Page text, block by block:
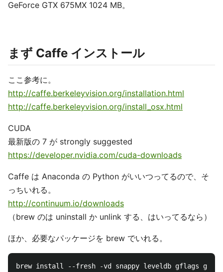
GeForce GTX 675MX 1024 MB。
まず Caffe インストール
ここ参考に。
http://caffe.berkeleyvision.org/installation.html
http://caffe.berkeleyvision.org/install_osx.html
CUDA
最新版の 7 が strongly suggested
https://developer.nvidia.com/cuda-downloads
Caffe は Anaconda の Python がいいつってるので、そ
っちいれる。
http://continuum.io/downloads
（brew のは uninstall か unlink する、はいってるなら）
ほか、必要なパッケージを brew でいれる。
brew install --fresh -vd snappy leveldb gflags glog